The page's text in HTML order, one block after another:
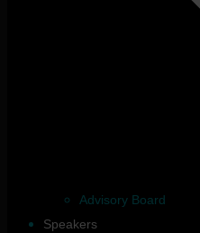
Advisory Board
Speakers